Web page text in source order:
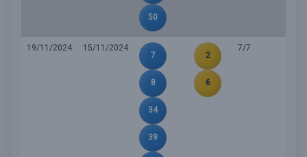
50
19/11/2024
15/11/2024
7
8
34
39
2
6
7/7